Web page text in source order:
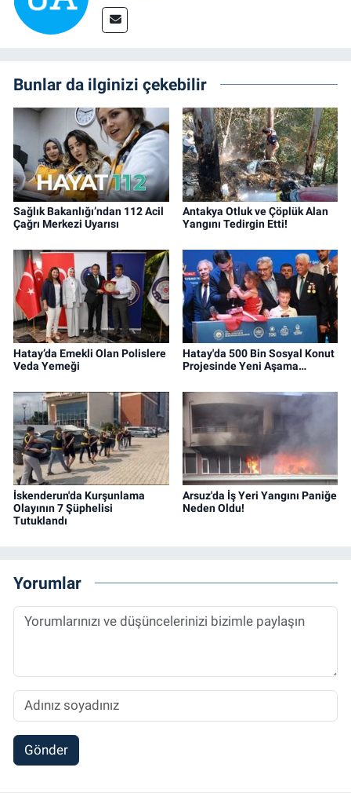
Bunlar da ilginizi çekebilir
Sağlık Bakanlığı’ndan 112 Acil
Çağrı Merkezi Uyarısı
Antakya Otluk ve Çöplük Alan
Yangını Tedirgin Etti!
Hatay’da Emekli Olan Polislere
Veda Yemeği
Hatay'da 500 Bin Sosyal Konut
Projesinde Yeni Aşama…
İskenderun'da Kurşunlama
Olayının 7 Şüphelisi
Tutuklandı
Arsuz'da İş Yeri Yangını Paniğe
Neden Oldu!
Yorumlar
Gönder